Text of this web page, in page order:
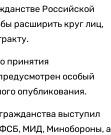
Российской
расширить круг лиц,
принятия
особый
опубликования.
выступил
ФСБ, МИД, Минобороны, а